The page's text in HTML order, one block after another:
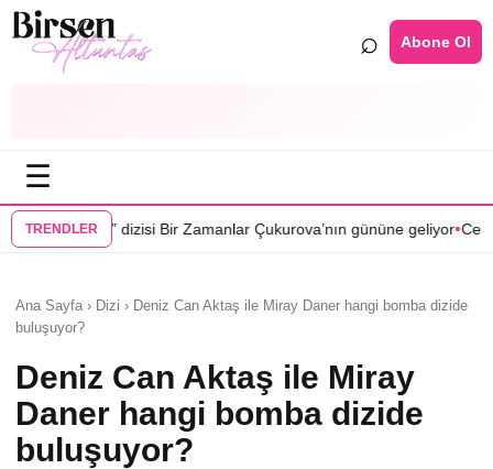
⌕ Abone Ol
☰
TRENDLER
Zamanlar Çukurova’nın gününe geliyor•Cenan Çamyurdu Karakuyu
Ana Sayfa › Dizi › Deniz Can Aktaş ile Miray Daner hangi bomba dizide
buluşuyor?
Deniz Can Aktaş ile Miray
Daner hangi bomba dizide
buluşuyor?